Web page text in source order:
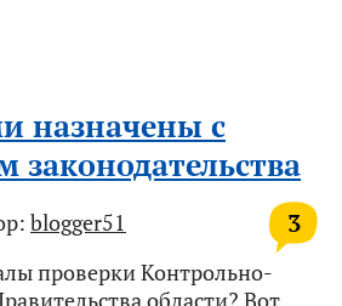
назначены с
законодательства
3
blogger51
проверки Контрольно-
области? Вот